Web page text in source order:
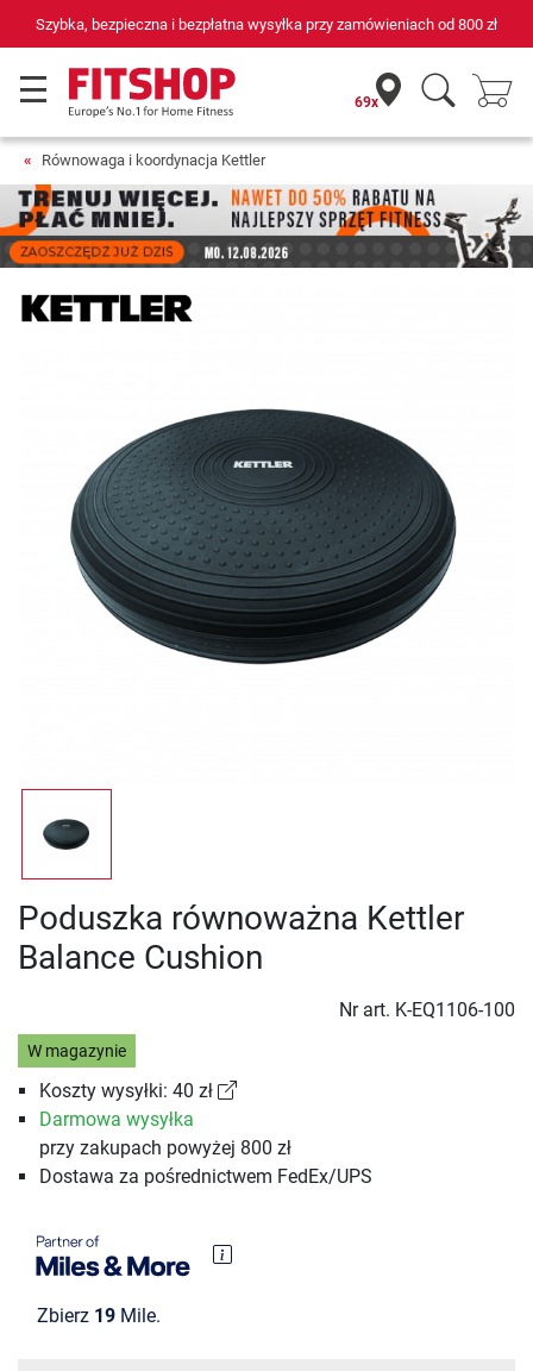
Szybka, bezpieczna i bezpłatna wysyłka przy zamówieniach od 800 zł
69x
Równowaga i koordynacja Kettler
Poduszka równoważna Kettler
Balance Cushion
Nr art. K-EQ1106-100
W magazynie
Koszty wysyłki: 40 zł
Darmowa wysyłka
przy zakupach powyżej 800 zł
Dostawa za pośrednictwem FedEx/UPS
Zbierz 19 Mile.